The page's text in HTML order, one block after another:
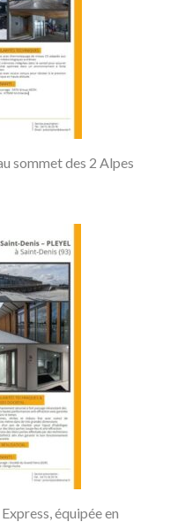
sommet des 2 Alpes
équipée en